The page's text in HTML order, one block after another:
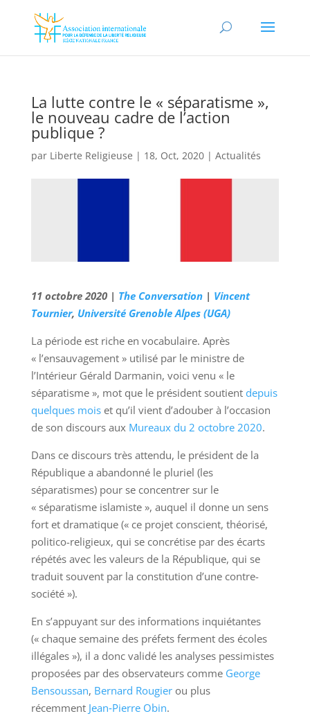
La lutte contre le « séparatisme »,
le nouveau cadre de l’action
publique ?
par Liberte Religieuse | 18, Oct, 2020| Actualités
11 octobre 2020 | The Conversation| Vincent
Tournier, Université Grenoble Alpes (UGA)
La période est riche en vocabulaire. Après
« l’ensauvagement » utilisé par le ministre de
l’Intérieur Gérald Darmanin, voici venu « le
séparatisme », mot que le président soutient depuis
quelques moiset qu’il vient d’adouber à l’occasion
de son discours aux Mureaux du 2 octobre 2020.
Dans ce discours très attendu, le président de la
République a abandonné le pluriel (les
séparatismes) pour se concentrer sur le
« séparatisme islamiste », auquel il donne un sens
fort et dramatique (« ce projet conscient, théorisé,
politico-religieux, qui se concrétise par des écarts
répétés avec les valeurs de la République, qui se
traduit souvent par la constitution d’une contre-
société »).
En s’appuyant sur des informations inquiétantes
(« chaque semaine des préfets ferment des écoles
illégales »), il a donc validé les analyses pessimistes
proposées par des observateurs comme George
Bensoussan, Bernard Rougierou plus
récemment Jean‑Pierre Obin.